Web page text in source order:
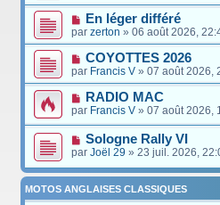
En léger différé
par zerton » 06 août 2026,
COYOTTES 2026
par Francis V » 07 août 2026,
RADIO MAC
par Francis V » 07 août 2026,
Sologne Rally VI
par Joël 29 » 23 juil. 2026,
MOTOS ANGLAISES CLASSIQUES